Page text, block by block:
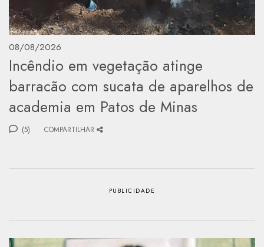
08/08/2026
Incêndio em vegetação atinge
barracão com sucata de aparelhos de
academia em Patos de Minas
(5) COMPARTILHAR